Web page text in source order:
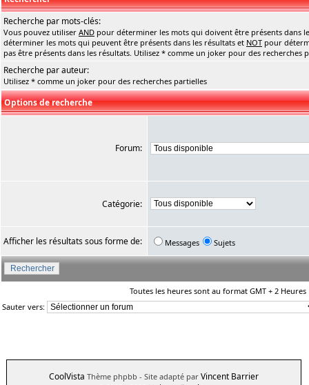
Recherche par mots-clés:
Vous pouvez utiliser AND pour déterminer les mots qui doivent être présents dans
déterminer les mots qui peuvent être présents dans les résultats et NOT pour
pas être présents dans les résultats. Utilisez * comme un joker pour des recherches
Recherche par auteur:
Utilisez * comme un joker pour des recherches partielles
Options de recherche
Forum:
Catégorie:
Afficher les résultats sous forme de: Messages Sujets
Toutes les heures sont au format GMT + 2 Heures
Sauter vers:
CoolVista Thème phpbb - Site adapté par Vincent Barrier